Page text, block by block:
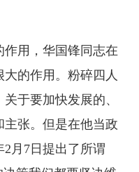
用，华国锋同志在
的作用。粉碎四人
于要加快发展的、
张。但是在他当政
2月7日提出了所谓